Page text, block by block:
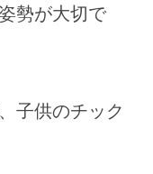
勢が大切で
子供のチック